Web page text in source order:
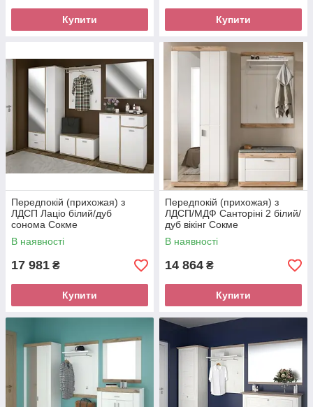
Купити Купити
Передпокій (прихожая) з
ЛДСП Лаціо білий/дуб
сонома Сокме
В наявності
17 981 ₴
Купити
Передпокій (прихожая) з
ЛДСП/МДФ Санторіні 2 білий/
дуб вікінг Сокме
В наявності
14 864 ₴
Купити